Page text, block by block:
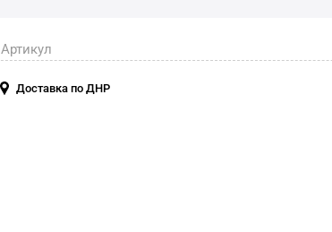
Артикул
Доставка по ДНР